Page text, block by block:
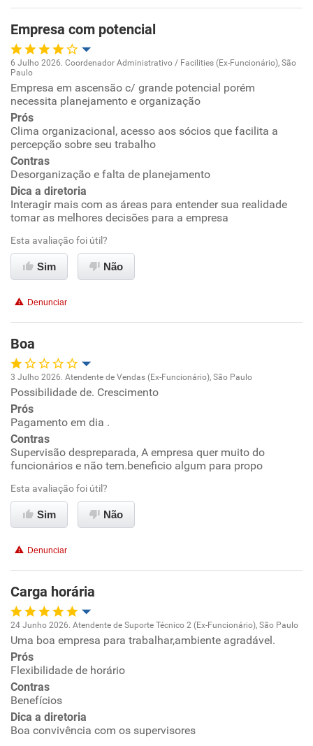
Recomenda esta empresa
Não recomenda a diretoria
Empresa com potencial
Oportunidade de promoção
Ambiente de trabalho
Conciliação com a vida familiar
Benefícios
Recomenda esta empresa
Recomenda a diretoria
6 Julho 2026. Coordenador Administrativo / Facilities (Ex-Funcionário), São
Paulo
Empresa em ascensão c/ grande potencial porém
necessita planejamento e organização
Prós
Clima organizacional, acesso aos sócios que facilita a
percepção sobre seu trabalho
Contras
Desorganização e falta de planejamento
Dica a diretoria
Interagir mais com as áreas para entender sua realidade
tomar as melhores decisões para a empresa
Esta avaliação foi útil?
Sim Não
Denunciar
Boa
Oportunidade de promoção
Ambiente de trabalho
Conciliação com a vida familiar
Benefícios
Recomenda a diretoria
3 Julho 2026. Atendente de Vendas (Ex-Funcionário), São Paulo
Possibilidade de. Crescimento
Prós
Pagamento em dia .
Contras
Supervisão despreparada, A empresa quer muito do
funcionários e não tem.beneficio algum para propo
Esta avaliação foi útil?
Sim Não
Denunciar
Carga horária
Oportunidade de promoção
Ambiente de trabalho
Conciliação com a vida familiar
24 Junho 2026. Atendente de Suporte Técnico 2 (Ex-Funcionário), São Paulo
Uma boa empresa para trabalhar,ambiente agradável.
Prós
Flexibilidade de horário
Contras
Benefícios
Dica a diretoria
Boa convivência com os supervisores